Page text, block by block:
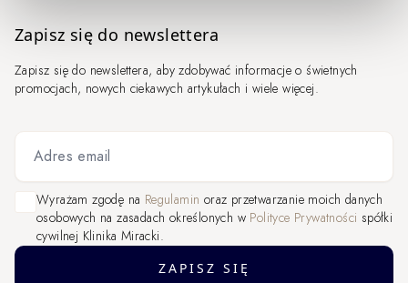
Zapisz się do newslettera
Zapisz się do newslettera, aby zdobywać informacje o świetnych
promocjach, nowych ciekawych artykułach i wiele więcej.
Adres email
Wyrażam zgodę na Regulamin oraz przetwarzanie moich danych
osobowych na zasadach określonych w Polityce Prywatności spółki
cywilnej Klinika Miracki.
ZAPISZ SIĘ